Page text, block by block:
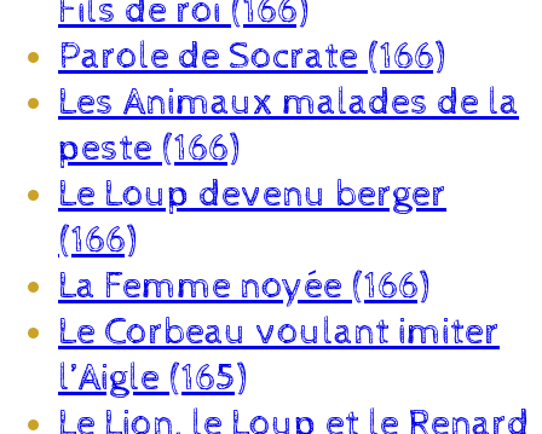
Fils de roi (166)
Parole de Socrate (166)
Les Animaux malades de la
peste (166)
Le Loup devenu berger
(166)
La Femme noyée (166)
Le Corbeau voulant imiter
l’Aigle (165)
Le Lion, le Loup et le Renard